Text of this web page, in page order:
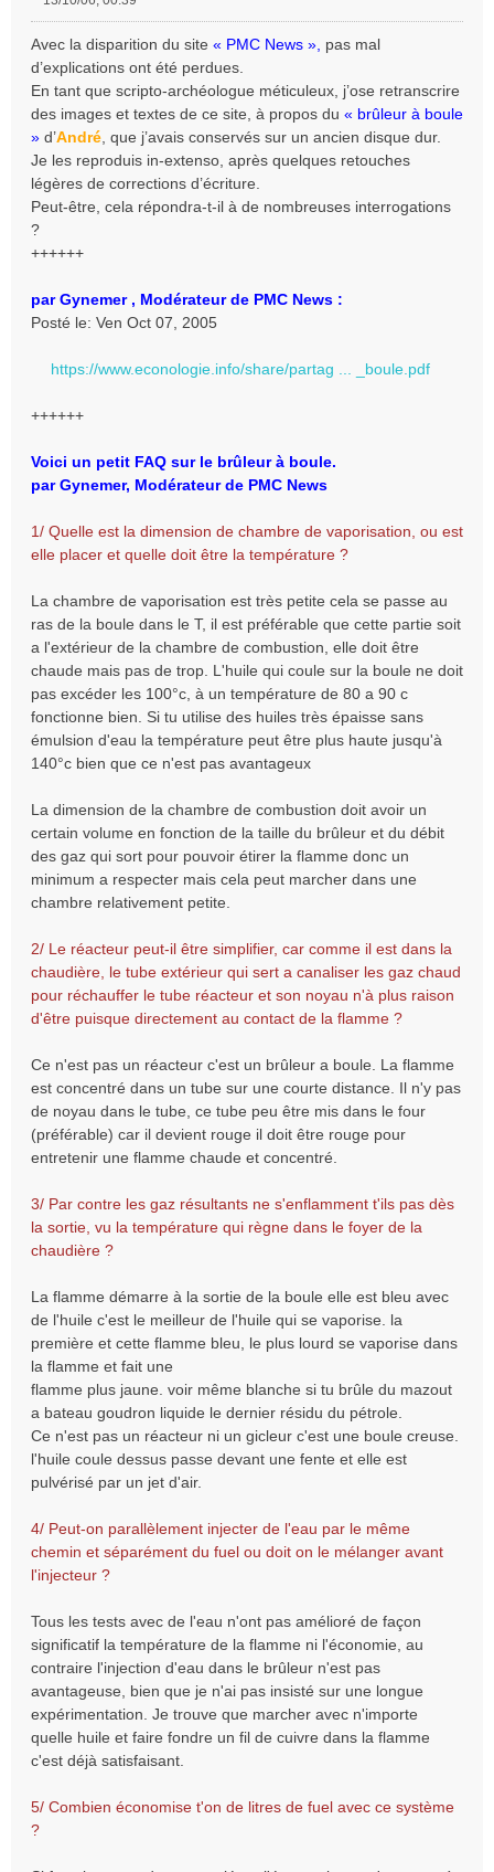
s
s
a
g
e
n
l
Avec la disparition du site « PMC News », pas mal
d’explications ont été perdues.
En tant que scripto-archéologue méticuleux, j’ose retranscrire
des images et textes de ce site, à propos du « brûleur à boule
» d’André , que j’avais conservés sur un ancien disque dur.
Je les reproduis in-extenso, après quelques retouches
légères de corrections d’écriture.
Peut-être, cela répondra-t-il à de nombreuses interrogations
?
++++++
par Gynemer , Modérateur de PMC News :
Posté le: Ven Oct 07, 2005
https://www.econologie.info/share/partag ... _boule.pdf
++++++
Voici un petit FAQ sur le brûleur à boule.
par Gynemer, Modérateur de PMC News
1/ Quelle est la dimension de chambre de vaporisation, ou est
elle placer et quelle doit être la température ?
La chambre de vaporisation est très petite cela se passe au
ras de la boule dans le T, il est préférable que cette partie soit
a l'extérieur de la chambre de combustion, elle doit être
chaude mais pas de trop. L'huile qui coule sur la boule ne doit
pas excéder les 100°c, à un température de 80 a 90 c
fonctionne bien. Si tu utilise des huiles très épaisse sans
émulsion d'eau la température peut être plus haute jusqu'à
140°c bien que ce n'est pas avantageux
La dimension de la chambre de combustion doit avoir un
certain volume en fonction de la taille du brûleur et du débit
des gaz qui sort pour pouvoir étirer la flamme donc un
minimum a respecter mais cela peut marcher dans une
chambre relativement petite.
2/ Le réacteur peut-il être simplifier, car comme il est dans la
chaudière, le tube extérieur qui sert a canaliser les gaz chaud
pour réchauffer le tube réacteur et son noyau n'à plus raison
d'être puisque directement au contact de la flamme ?
Ce n'est pas un réacteur c'est un brûleur a boule. La flamme
est concentré dans un tube sur une courte distance. Il n'y pas
de noyau dans le tube, ce tube peu être mis dans le four
(préférable) car il devient rouge il doit être rouge pour
entretenir une flamme chaude et concentré.
3/ Par contre les gaz résultants ne s'enflamment t'ils pas dès
la sortie, vu la température qui règne dans le foyer de la
chaudière ?
La flamme démarre à la sortie de la boule elle est bleu avec
de l'huile c'est le meilleur de l'huile qui se vaporise. la
première et cette flamme bleu, le plus lourd se vaporise dans
la flamme et fait une
flamme plus jaune. voir même blanche si tu brûle du mazout
a bateau goudron liquide le dernier résidu du pétrole.
Ce n'est pas un réacteur ni un gicleur c'est une boule creuse.
l'huile coule dessus passe devant une fente et elle est
pulvérisé par un jet d'air.
4/ Peut-on parallèlement injecter de l'eau par le même
chemin et séparément du fuel ou doit on le mélanger avant
l'injecteur ?
Tous les tests avec de l'eau n'ont pas amélioré de façon
significatif la température de la flamme ni l'économie, au
contraire l'injection d'eau dans le brûleur n'est pas
avantageuse, bien que je n'ai pas insisté sur une longue
expérimentation. Je trouve que marcher avec n'importe
quelle huile et faire fondre un fil de cuivre dans la flamme
c'est déjà satisfaisant.
5/ Combien économise t'on de litres de fuel avec ce système
?